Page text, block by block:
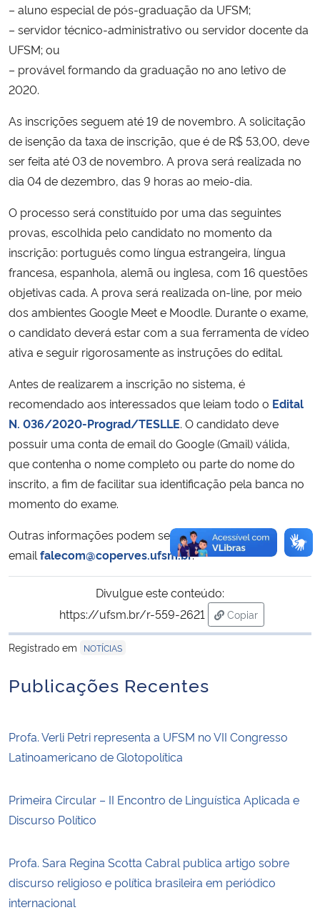
Ministério da Mulher, da Família e dos Direitos Humanos
Secretaria-Geral
Secretaria de Governo
Gabinete de Segurança Institucional
Advocacia-Geral da União
Planalto
– aluno especial de pós-graduação da UFSM;
– servidor técnico-administrativo ou servidor docente da
UFSM; ou
– provável formando da graduação no ano letivo de
2020.
As inscrições seguem até 19 de novembro. A solicitação
de isenção da taxa de inscrição, que é de R$ 53,00, deve
ser feita até 03 de novembro. A prova será realizada no
dia 04 de dezembro, das 9 horas ao meio-dia.
O processo será constituído por uma das seguintes
provas, escolhida pelo candidato no momento da
inscrição: português como língua estrangeira, língua
francesa, espanhola, alemã ou inglesa, com 16 questões
objetivas cada. A prova será realizada on-line, por meio
dos ambientes Google Meet e Moodle. Durante o exame,
o candidato deverá estar com a sua ferramenta de vídeo
ativa e seguir rigorosamente as instruções do edital.
Antes de realizarem a inscrição no sistema, é
recomendado aos interessados que leiam todo o Edital
N. 036/2020-Prograd/TESLLE. O candidato deve
possuir uma conta de email do Google (Gmail) válida,
que contenha o nome completo ou parte do nome do
inscrito, a fim de facilitar sua identificação pela banca no
momento do exame.
Outras informações podem ser obtidas através do
email falecom@coperves.ufsm.br.
Divulgue este conteúdo:
https://ufsm.br/r-559-2621
Copiar
para área de
Registrado em
NOTÍCIAS
Publicações Recentes
Profa. Verli Petri representa a UFSM no VII Congresso
Latinoamericano de Glotopolítica
Primeira Circular – II Encontro de Linguística Aplicada e
Discurso Político
Profa. Sara Regina Scotta Cabral publica artigo sobre
discurso religioso e política brasileira em periódico
internacional